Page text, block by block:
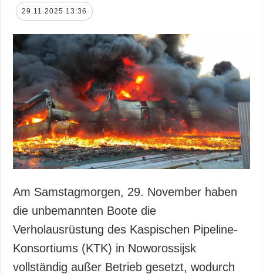
Wiederaufbau
Politik
Wirtschaft
Militär
Gesellschaft und
Kultur
Sport
Kriminalität
Notstand und
Politik zur
Vertraulichkeit
und zum Schutz
personenbezogener
Daten
ZUSÄTZLICH
Veröffentlichungen
Interview
Fotos
Abonnement
Fotobank
29.11.2025 13:36
Am Samstagmorgen, 29. November haben
die unbemannten Boote die
Verholausrüstung des Kaspischen Pipeline-
Konsortiums (KTK) in Noworossijsk
vollständig außer Betrieb gesetzt, wodurch